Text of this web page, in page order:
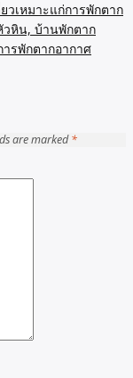
เหมาะแก่การพักตาก
วหิน, บ้านพักตาก
รพักตากอากาศ
are marked*